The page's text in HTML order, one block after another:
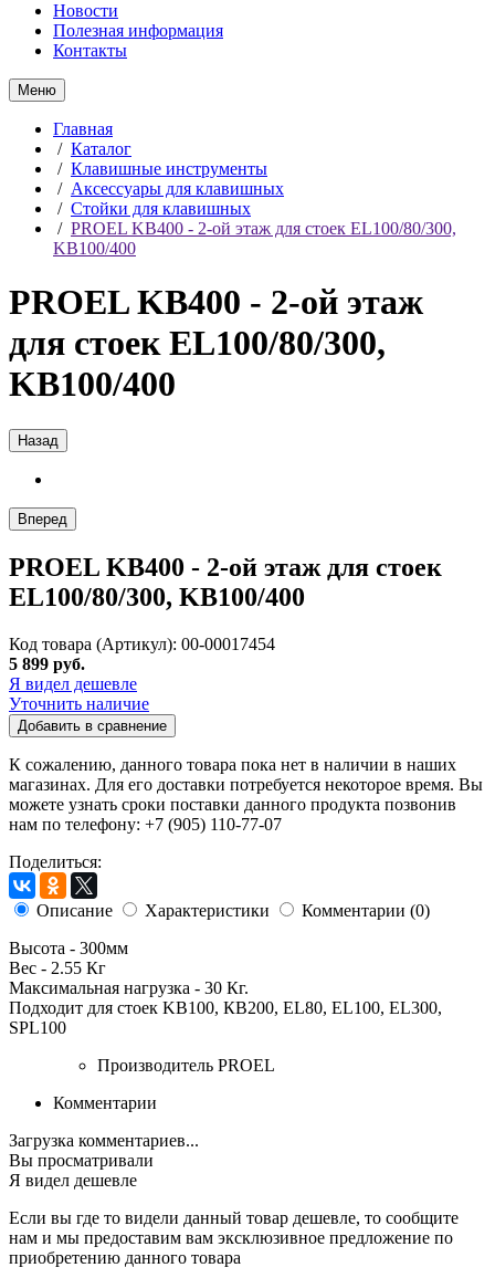
Новости
Полезная информация
Контакты
Меню
Главная
/ Каталог
/ Клавишные инструменты
/ Аксессуары для клавишных
/ Стойки для клавишных
/ PROEL KB400 - 2-ой этаж для стоек EL100/80/300,
KB100/400
PROEL KB400 - 2-ой этаж
для стоек EL100/80/300,
KB100/400
Назад
Вперед
PROEL KB400 - 2-ой этаж для стоек
EL100/80/300, KB100/400
Код товара (Артикул): 00-00017454
5 899 руб.
Я видел дешевле
Уточнить наличие
Добавить в сравнение
К сожалению, данного товара пока нет в наличии в наших
магазинах. Для его доставки потребуется некоторое время. Вы
можете узнать сроки поставки данного продукта позвонив
нам по телефону: +7 (905) 110-77-07
Поделиться:
Описание Характеристики
Комментарии (0)
Высота - 300мм
Вес - 2.55 Кг
Максимальная нагрузка - 30 Кг.
Подходит для стоек KB100, КВ200, EL80, EL100, EL300,
SPL100
Производитель PROEL
Комментарии
Загрузка комментариев...
Вы просматривали
Я видел дешевле
Если вы где то видели данный товар дешевле, то сообщите
нам и мы предоставим вам эксклюзивное предложение по
приобретению данного товара